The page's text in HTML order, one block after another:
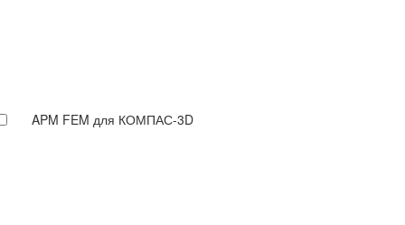
APM FEM для КОМПАС-3D